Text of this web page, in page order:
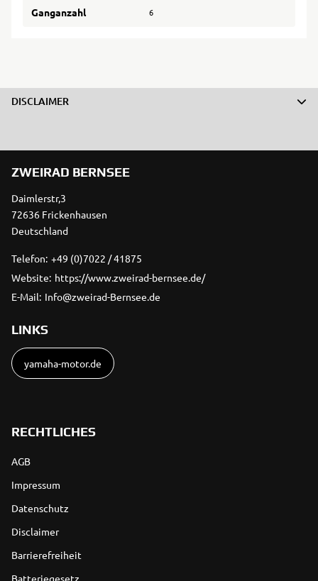
Ganganzahl 6
DISCLAIMER
ZWEIRAD BERNSEE
Daimlerstr,3
72636 Frickenhausen
Deutschland
Telefon: +49 (0)7022 / 41875
Website: https://www.zweirad-bernsee.de/
E-Mail: Info@zweirad-Bernsee.de
LINKS
yamaha-motor.de
RECHTLICHES
AGB
Impressum
Datenschutz
Disclaimer
Barrierefreiheit
Batteriegesetz